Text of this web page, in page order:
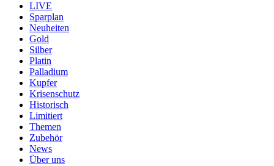
LIVE
Sparplan
Neuheiten
Gold
Silber
Platin
Palladium
Kupfer
Krisenschutz
Historisch
Limitiert
Themen
Zubehör
News
Über uns